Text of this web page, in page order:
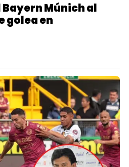
Múnich al
golea en